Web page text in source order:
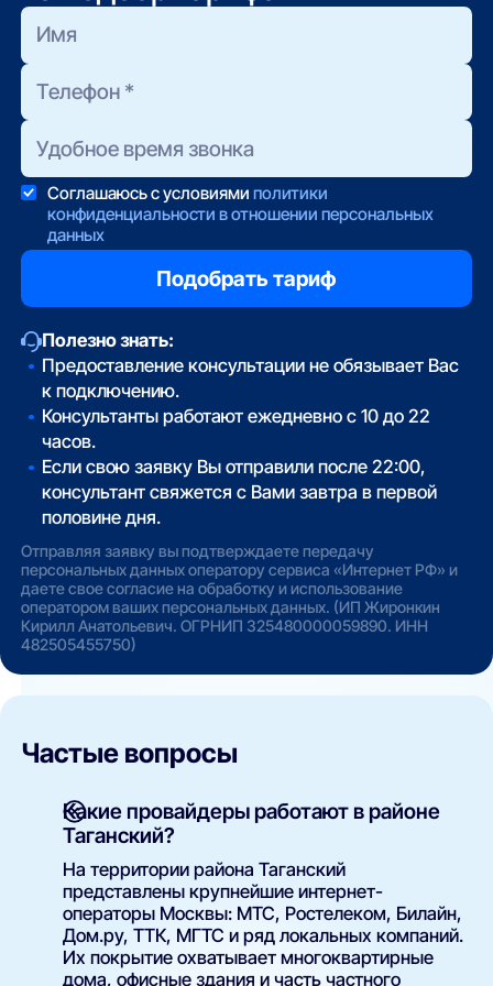
Соглашаюсь с условиями политики
конфиденциальности в отношении персональных
данных
Полезно знать:
Предоставление консультации не обязывает Вас
к подключению.
Консультанты работают ежедневно с 10 до 22
часов.
Если свою заявку Вы отправили после 22:00,
консультант свяжется с Вами завтра в первой
половине дня.
Отправляя заявку вы подтверждаете передачу
персональных данных оператору сервиса «Интернет РФ» и
даете свое согласие на обработку и использование
оператором ваших персональных данных. (ИП Жиронкин
Кирилл Анатольевич. ОГРНИП 325480000059890. ИНН
482505455750)
Частые вопросы
Какие провайдеры работают в районе
Таганский?
На территории района Таганский
представлены крупнейшие интернет-
операторы Москвы: МТС, Ростелеком, Билайн,
Дом.ру, ТТК, МГТС и ряд локальных компаний.
Их покрытие охватывает многоквартирные
дома, офисные здания и часть частного